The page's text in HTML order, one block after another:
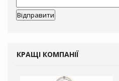
КРАЩІ КОМПАНІЇ